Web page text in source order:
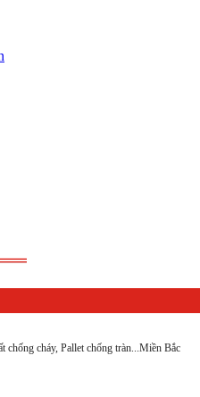
cháy, Pallet chống tràn... Miền Bắc